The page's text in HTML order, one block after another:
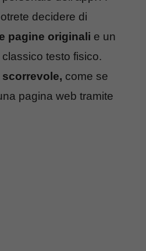
decidere di
pagine originali e un
testo fisico.
come se
pagina web tramite